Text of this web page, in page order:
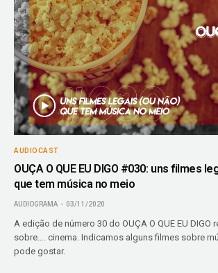
AUDIOCAST
OUÇA O QUE EU DIGO #030: uns filmes
que tem música no meio
AUDIOGRAMA 03/11/2020
A edição de número 30 do OUÇA O QUE EU DIGO
sobre…. cinema. Indicamos alguns filmes sobre
pode gostar.